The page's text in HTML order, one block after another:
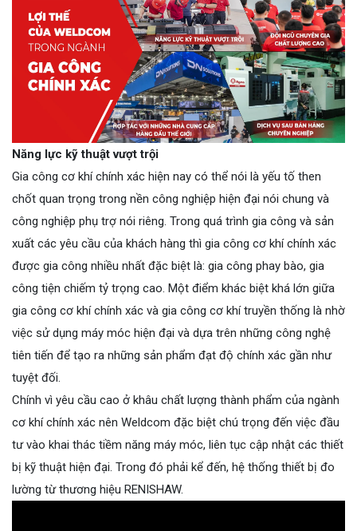
Năng lực kỹ thuật vượt trội
Gia công cơ khí chính xác hiện nay có thể nói là yếu tố then
chốt quan trọng trong nền công nghiệp hiện đại nói chung và
công nghiệp phụ trợ nói riêng. Trong quá trình gia công và sản
xuất các yêu cầu của khách hàng thì gia công cơ khí chính xác
được gia công nhiều nhất đặc biệt là: gia công phay bào, gia
công tiện chiếm tỷ trọng cao. Một điểm khác biệt khá lớn giữa
gia công cơ khí chính xác và gia công cơ khí truyền thống là nhờ
việc sử dụng máy móc hiện đại và dựa trên những công nghệ
tiên tiến để tạo ra những sản phẩm đạt độ chính xác gần như
tuyệt đối.
Chính vì yêu cầu cao ở khâu chất lượng thành phẩm của ngành
cơ khí chính xác nên Weldcom đặc biệt chú trọng đến việc đầu
tư vào khai thác tiềm năng máy móc, liên tục cập nhật các thiết
bị kỹ thuật hiện đại. Trong đó phải kể đến, hệ thống thiết bị đo
lường từ thương hiệu RENISHAW.